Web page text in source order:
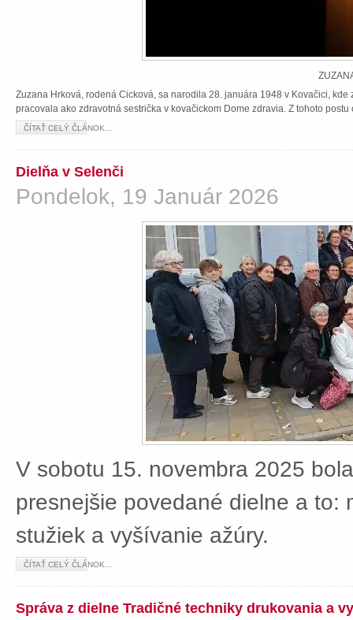
Zuzana Hrková, rodená Cicková, sa narodila 28. januára 1948 v Kovačici,
pracovala ako zdravotná sestrička v kovačickom Dome zdravia. Z tohoto
ČÍTAŤ CELÝ ČLÁNOK...
Dielňa v Selenči
Pondelok, 19 Január 2026
V sobotu 15. novembra 2025
presnejšie povedané dielne a to:
stužiek a vyšívanie ažúry.
ČÍTAŤ CELÝ ČLÁNOK...
Správa z dielne Tradičné techniky drukovania a